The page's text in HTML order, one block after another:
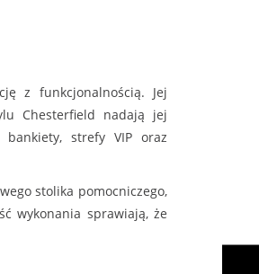
z funkcjonalnością. Jej
Chesterfield nadają jej
bankiety, strefy VIP oraz
stolika pomocniczego,
wykonania sprawiają, że